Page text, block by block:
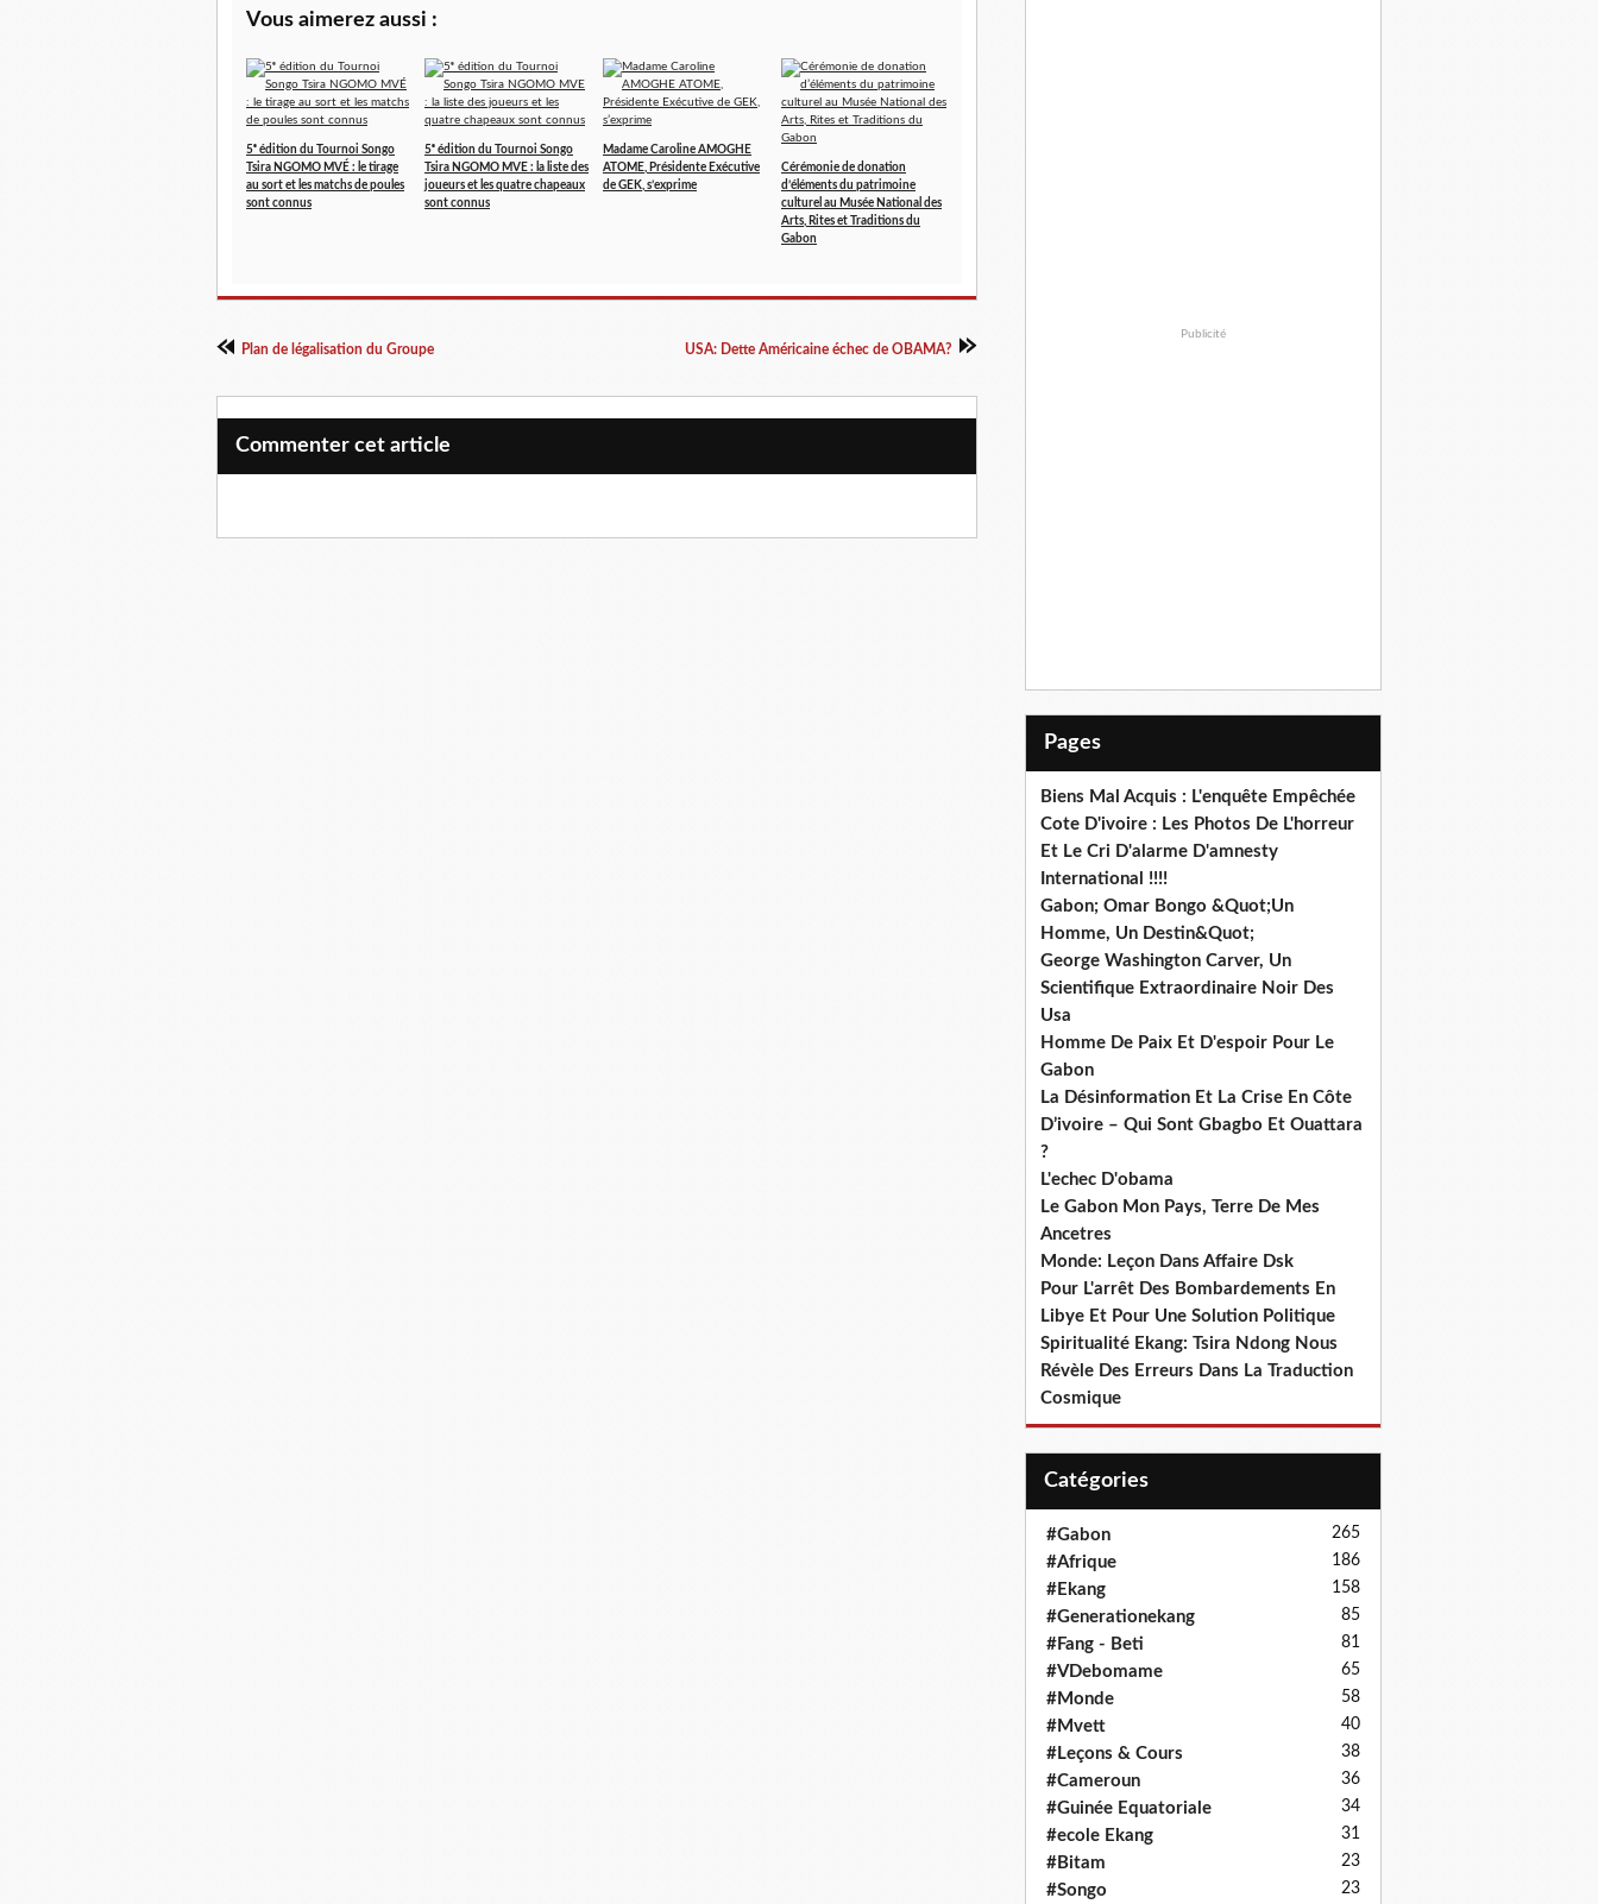
Vous aimerez aussi :
5ᵉ édition du Tournoi Songo
Tsira NGOMO MVÉ : le tirage
au sort et les matchs de poules
sont connus
5ᵉ édition du Tournoi Songo
Tsira NGOMO MVE : la liste des
joueurs et les quatre chapeaux
sont connus
Madame Caroline AMOGHE
ATOME, Présidente Exécutive
de GEK, s’exprime
Cérémonie de donation
d’éléments du patrimoine
culturel au Musée National des
Arts, Rites et Traditions du
Gabon
Plan de légalisation du Groupe USA: Dette Américaine échec de OBAMA?
Commenter cet article
Publicité
Pages
Biens Mal Acquis : L'enquête Empêchée
Cote D'ivoire : Les Photos De L'horreur
Et Le Cri D'alarme D'amnesty
International !!!!
Gabon; Omar Bongo &Quot;Un
Homme, Un Destin&Quot;
George Washington Carver, Un
Scientifique Extraordinaire Noir Des
Usa
Homme De Paix Et D'espoir Pour Le
Gabon
La Désinformation Et La Crise En Côte
D’ivoire – Qui Sont Gbagbo Et Ouattara
?
L'echec D'obama
Le Gabon Mon Pays, Terre De Mes
Ancetres
Monde: Leçon Dans Affaire Dsk
Pour L'arrêt Des Bombardements En
Libye Et Pour Une Solution Politique
Spiritualité Ekang: Tsira Ndong Nous
Révèle Des Erreurs Dans La Traduction
Cosmique
Catégories
#Gabon 265
#Afrique 186
#Ekang 158
#Generationekang 85
#Fang - Beti 81
#VDebomame 65
#Monde 58
#Mvett 40
#Leçons & Cours 38
#Cameroun 36
#Guinée Equatoriale 34
#ecole Ekang 31
#Bitam 23
#Songo 23